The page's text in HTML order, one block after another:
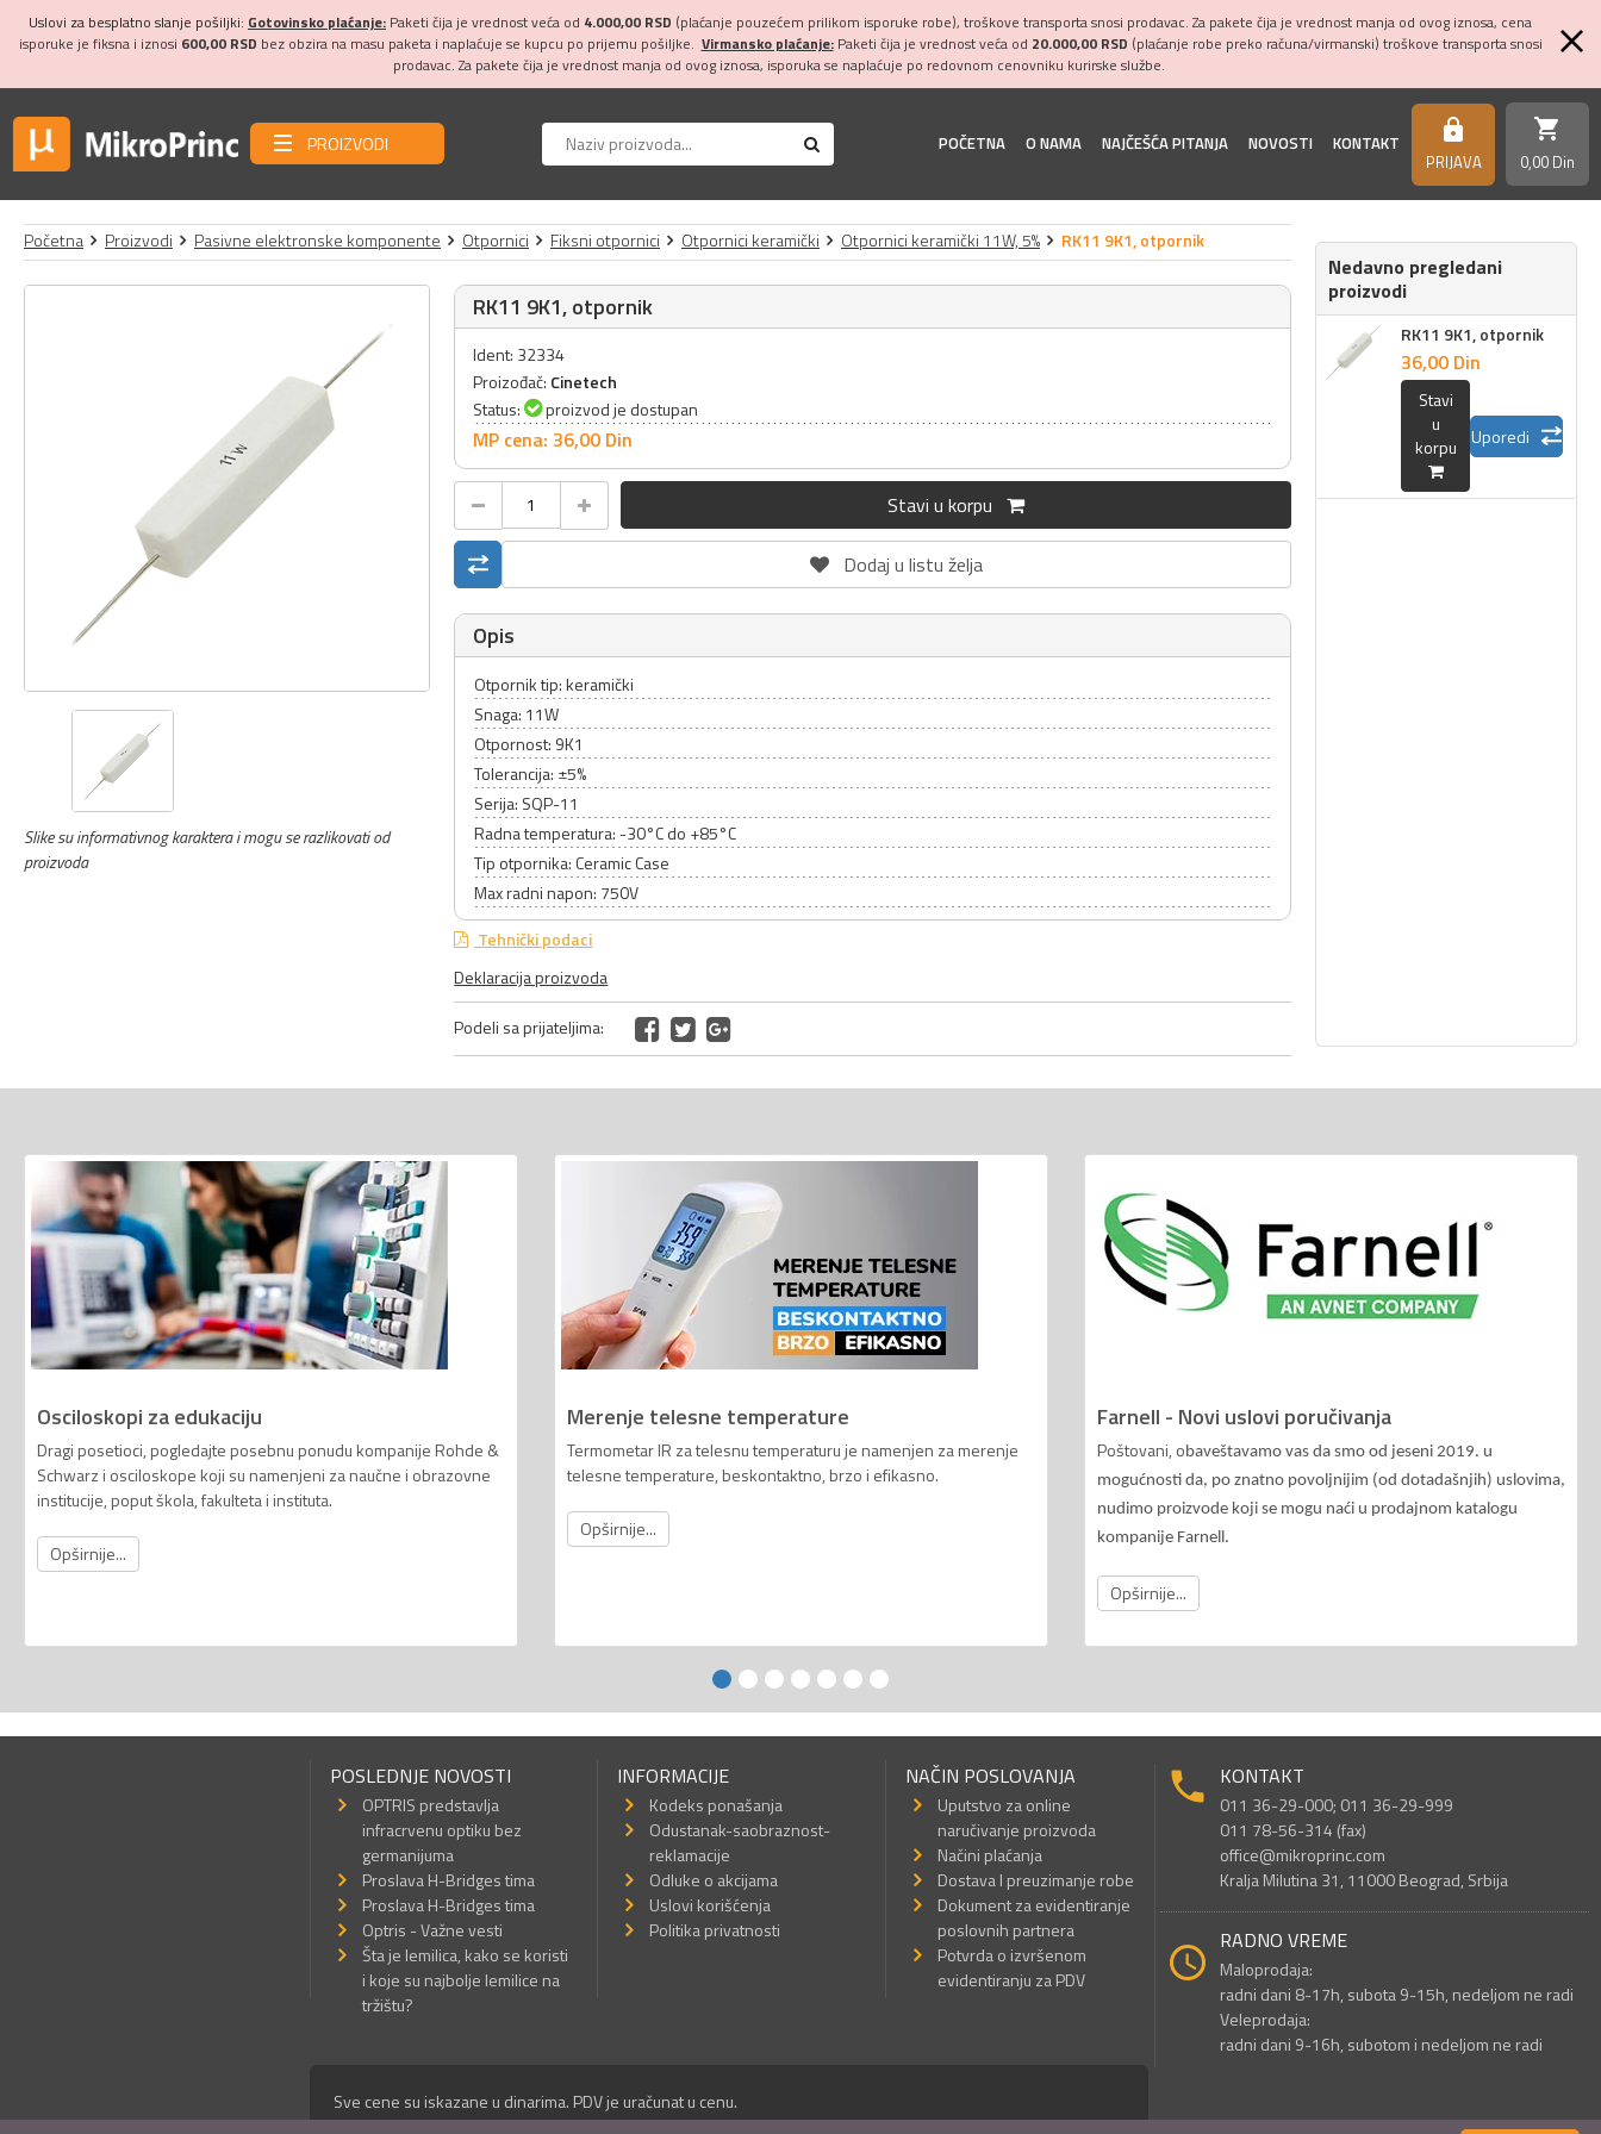
Uslovi za besplatno slanje pošiljki: Gotovinsko plaćanje: Paketi čija je vrednost veća od 4.000,00 RSD (plaćanje pouzećem prilikom isporuke robe), troškove transporta snosi prodavac. Za pakete čija je vrednost manja od ovog iznosa, cena
isporuke je fiksna i iznosi 600,00 RSD bez obzira na masu paketa i naplaćuje se kupcu po prijemu pošiljke. Virmansko plaćanje:Paketi čija je vrednost veća od 20.000,00 RSD (plaćanje robe preko računa/virmanski) troškove transporta snosi
prodavac. Za pakete čija je vrednost manja od ovog iznosa, isporuka se naplaćuje po redovnom cenovniku kurirske službe.
PROIZVODI POČETNA O NAMA NAJČEŠĆA PITANJA NOVOSTI KONTAKT https
PRIJAVA
shopping_cart
0,00 Din
Početna Proizvodi Pasivne elektronske komponente Otpornici Fiksni otpornici Otpornici keramički Otpornici keramički 11W, 5% RK11 9K1, otpornik
Slike su informativnog karaktera i mogu se razlikovati od
proizvoda
RK11 9K1, otpornik
Ident: 32334
Proizođač: Cinetech
Status:
proizvod je dostupan
MP cena: 36,00 Din
Stavi u korpu
Dodaj u listu želja
Opis
Otpornik tip: keramički
Snaga: 11W
Otpornost: 9K1
Tolerancija: ±5%
Serija: SQP-11
Radna temperatura: -30°C do +85°C
Tip otpornika: Ceramic Case
Max radni napon: 750V
Tehnički podaci
Deklaracija proizvoda
Podeli sa prijateljima:
Nedavno pregledani
proizvodi
RK11 9K1, otpornik
36,00 Din
Stavi
u
korpu
Uporedi
Osciloskopi za edukaciju
Dragi posetioci, pogledajte posebnu ponudu kompanije Rohde &
Schwarz i osciloskope koji su namenjeni za naučne i obrazovne
institucije, poput škola, fakulteta i instituta.
Opširnije...
Merenje telesne temperature
Termometar IR za telesnu temperaturu je namenjen za merenje
telesne temperature, beskontaktno, brzo i efikasno.
Opširnije...
Farnell - Novi uslovi poručivanja
Poštovani, o baveštavamo vas da smo od jeseni 2019. u
mogućnosti da, po znatno povoljnijim (od dotadašnjih) uslovima,
nudimo proizvode koji se mogu naći u prodajnom katalogu
kompanije Farnell.
Opširnije...
POSLEDNJE NOVOSTI
OPTRIS predstavlja
infracrvenu optiku bez
germanijuma
Proslava H-Bridges tima
Proslava H-Bridges tima
Optris - Važne vesti
Šta je lemilica, kako se koristi
i koje su najbolje lemilice na
tržištu?
INFORMACIJE
Kodeks ponašanja
Odustanak-saobraznost-
reklamacije
Odluke o akcijama
Uslovi korišćenja
Politika privatnosti
NAČIN POSLOVANJA
Uputstvo za online
naručivanje proizvoda
Načini plaćanja
Dostava I preuzimanje robe
Dokument za evidentiranje
poslovnih partnera
Potvrda o izvršenom
evidentiranju za PDV
KONTAKT
011 36-29-000; 011 36-29-999
011 78-56-314 (fax)
office@mikroprinc.com
Kralja Milutina 31, 11000 Beograd, Srbija
RADNO VREME
Maloprodaja:
radni dani 8-17h, subota 9-15h, nedeljom ne radi
Veleprodaja:
radni dani 9-16h, subotom i nedeljom ne radi
Sve cene su iskazane u dinarima. PDV je uračunat u cenu.
© Mikro Princ 1999 - 2026. Sva prava su zadržana.